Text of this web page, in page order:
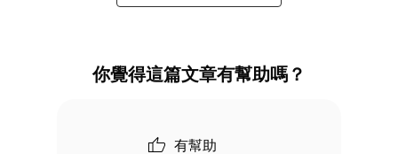
你覺得這篇文章有幫助嗎？
有幫助